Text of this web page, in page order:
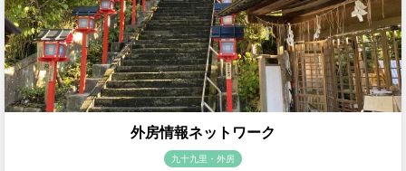
外房情報ネットワーク
九十九里・外房